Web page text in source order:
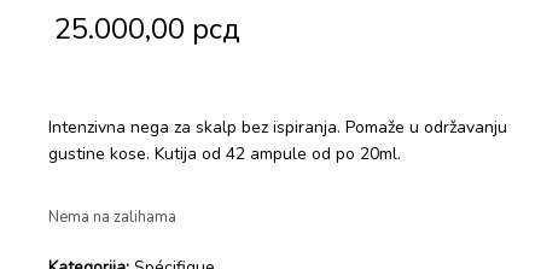
25.000,00 рсд
Intenzivna nega za skalp bez ispiranja. Pomaže u održavanju
gustine kose. Kutija od 42 ampule od po 20ml.
Nema na zalihama